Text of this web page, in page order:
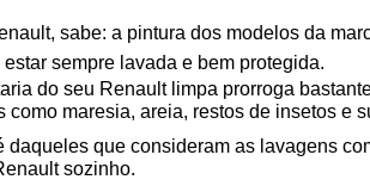
sabe: a pintura dos modelos da
sempre lavada e bem protegida.
do seu Renault limpa prorroga
como maresia, areia, restos de insetos e
daqueles que consideram as lavagens
sozinho.